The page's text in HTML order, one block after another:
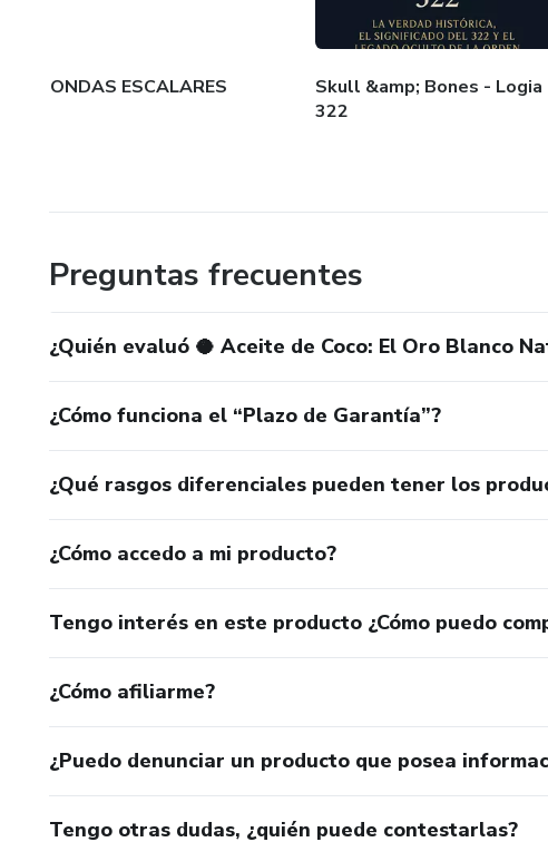
ONDAS ESCALARES
Skull &amp; Bones - Logia
322
Preguntas frecuentes
¿Quién evaluó 🥥 Aceite de Coco: El Oro Blanco
¿Cómo funciona el “Plazo de Garantía”?
¿Qué rasgos diferenciales pueden tener los
¿Cómo accedo a mi producto?
Tengo interés en este producto ¿Cómo puedo
¿Cómo afiliarme?
¿Puedo denunciar un producto que posea
Tengo otras dudas, ¿quién puede contestarlas?